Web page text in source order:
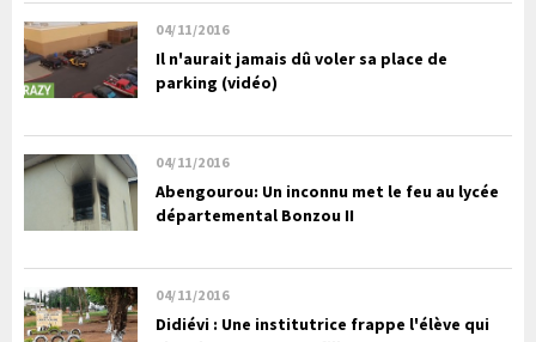
04/11/2016
Il n'aurait jamais dû voler sa place de
parking (vidéo)
04/11/2016
Abengourou: Un inconnu met le feu au lycée
départemental Bonzou II
04/11/2016
Didiévi : Une institutrice frappe l'élève qui